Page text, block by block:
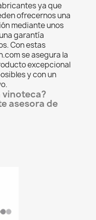
ya que
ofrecernos una
mediante unos
garantía
Con estas
se asegura la
excepcional
y con un
vinoteca?
asesora de